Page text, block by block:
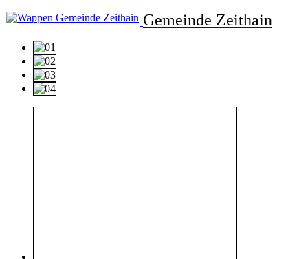
Gemeinde Zeithain